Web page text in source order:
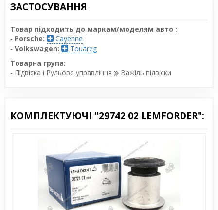
ЗАСТОСУВАННЯ
Товар підходить до маркам/моделям авто :
- Porsche:
Cayenne
- Volkswagen:
Touareg
Товарна група:
- Підвіска і Рульове управління
Важіль підвіски
КОМПЛЕКТУЮЧІ "29742 02 LEMFORDER":